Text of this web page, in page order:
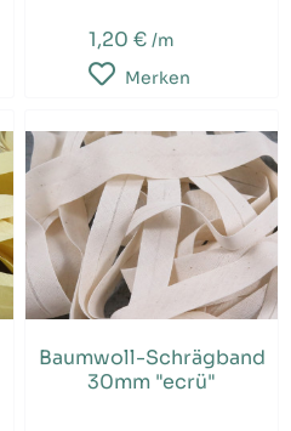
1,20 €/m
Merken
Baumwoll-Schrägband
30mm "ecrü"